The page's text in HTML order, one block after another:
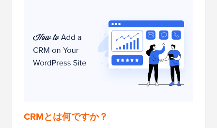
CRMとは何ですか？